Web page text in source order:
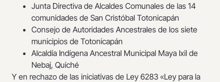
Junta Directiva de Alcaldes Comunales de las 14
comunidades de San Cristóbal Totonicapán
Consejo de Autoridades Ancestrales de los siete
municipios de Totonicapán
Alcaldía Indígena Ancestral Municipal Maya Ixil de
Nebaj, Quiché
Y en rechazo de las iniciativas de Ley 6283 «Ley para la